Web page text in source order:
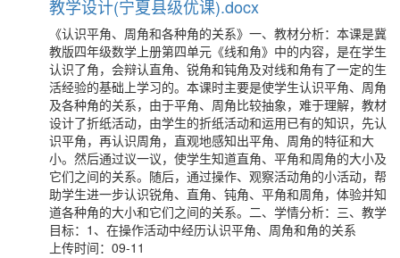
教学设计(宁夏县级优课).docx
《认识平角、周角和各种角的关系》一、教材分析：本课是冀
教版四年级数学上册第四单元《线和角》中的内容，是在学生
认识了角，会辩认直角、锐角和钝角及对线和角有了一定的生
活经验的基础上学习的。本课时主要是使学生认识平角、周角
及各种角的关系，由于平角、周角比较抽象，难于理解，教材
设计了折纸活动，由学生的折纸活动和运用已有的知识，先认
识平角，再认识周角，直观地感知出平角、周角的特征和大
小。然后通过议一议，使学生知道直角、平角和周角的大小及
它们之间的关系。随后，通过操作、观察活动角的小活动，帮
助学生进一步认识锐角、直角、钝角、平角和周角，体验并知
道各种角的大小和它们之间的关系。二、学情分析：三、教学
目标：1、在操作活动中经历认识平角、周角和角的关系
上传时间：09-11